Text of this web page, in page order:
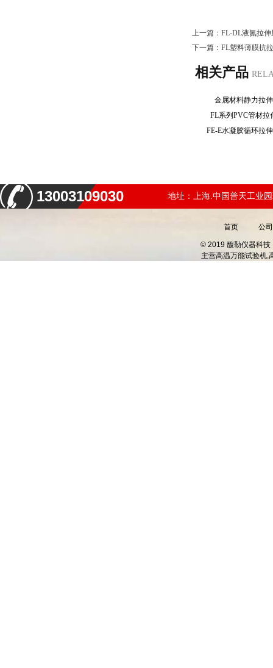
上一篇： FL-DL液氮拉
下一篇： FL塑料薄膜抗
相关产品
金属材料静力拉
FL系列PVC管材
FE-E水凝胶循环拉
13003109030 地址：上海.中国普天工业
首页 公
© 2019 馥勒仪器科技
主营高温万能试验机,